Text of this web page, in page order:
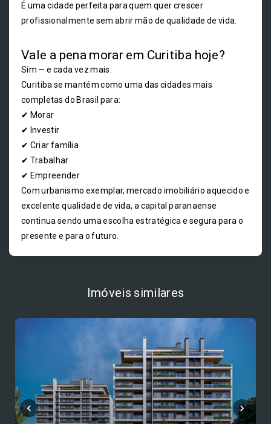
É uma cidade perfeita para quem quer crescer
profissionalmente sem abrir mão de qualidade de vida.
Vale a pena morar em Curitiba hoje?
Sim — e cada vez mais.
Curitiba se mantém como uma das cidades mais
completas do Brasil para:
✔ Morar
✔ Investir
✔ Criar família
✔ Trabalhar
✔ Empreender
Com urbanismo exemplar, mercado imobiliário aquecido e
excelente qualidade de vida, a capital paranaense
continua sendo uma escolha estratégica e segura para o
presente e para o futuro.
Imóveis similares